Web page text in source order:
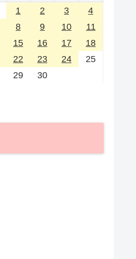
1 2 3
4
8 9 10
11
15 16 17
18
22 23 24
25
29 30